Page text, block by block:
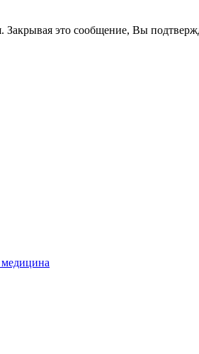
это сообщение, Вы
медицина